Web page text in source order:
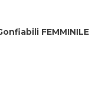
FEMMINILE